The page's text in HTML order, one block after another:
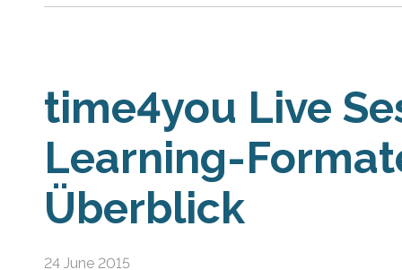
time4you Live
Learning-
Überblick
24 June 2015